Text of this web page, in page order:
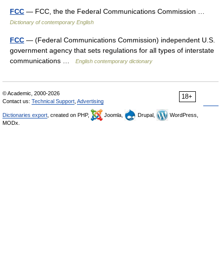
FCC — FCC, the the Federal Communications Commission …
Dictionary of contemporary English
FCC — (Federal Communications Commission) independent U.S.
government agency that sets regulations for all types of interstate
communications …
English contemporary dictionary
18+
© Academic, 2000-2026
Contact us: Technical Support Advertising
Dictionaries export , created on PHP, Joomla, Drupal,
WordPress,
MODx.